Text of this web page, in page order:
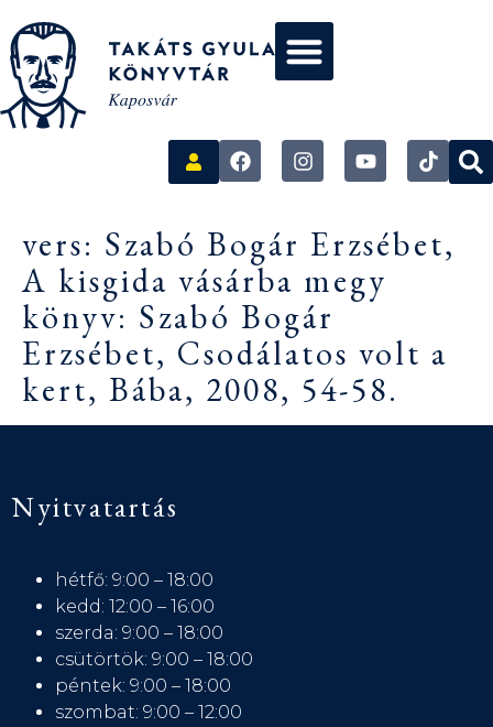
vers: Szabó Bogár Erzsébet,
A kisgida vásárba megy
könyv: Szabó Bogár
Erzsébet, Csodálatos volt a
kert, Bába, 2008, 54-58.
Nyitvatartás
hétfő: 9:00 – 18:00
kedd: 12:00 – 16:00
szerda: 9:00 – 18:00
csütörtök: 9:00 – 18:00
péntek: 9:00 – 18:00
szombat: 9:00 – 12:00